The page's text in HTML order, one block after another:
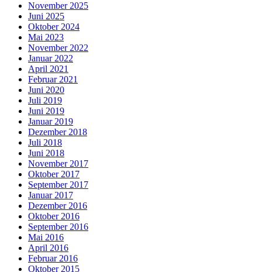
November 2025
Juni 2025
Oktober 2024
Mai 2023
November 2022
Januar 2022
April 2021
Februar 2021
Juni 2020
Juli 2019
Juni 2019
Januar 2019
Dezember 2018
Juli 2018
Juni 2018
November 2017
Oktober 2017
September 2017
Januar 2017
Dezember 2016
Oktober 2016
September 2016
Mai 2016
April 2016
Februar 2016
Oktober 2015